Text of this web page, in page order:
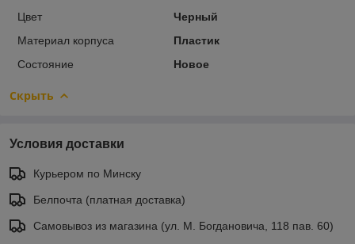
Цвет
Черный
Материал корпуса
Пластик
Состояние
Новое
Скрыть
Условия доставки
Курьером по Минску
Белпочта (платная доставка)
Самовывоз из магазина (ул. М. Богдановича, 118 пав. 60)